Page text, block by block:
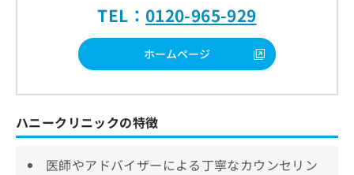
TEL： 0120-965-929
ホームページ
ハニークリニックの特徴
医師やアドバイザーによる丁寧なカウンセリン